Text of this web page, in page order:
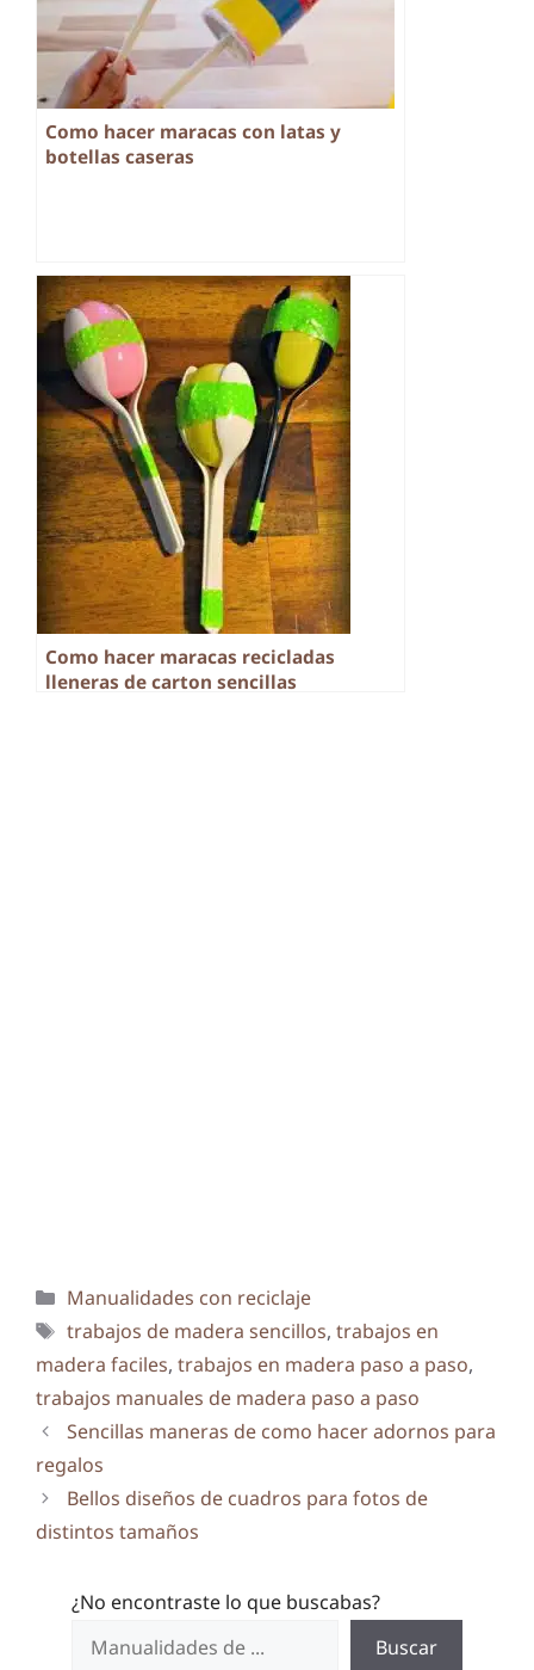
Como hacer maracas con latas y
botellas caseras
Como hacer maracas recicladas
lleneras de carton sencillas
Categorías
Manualidades con reciclaje
Etiquetas
trabajos de madera sencillos, trabajos en
madera faciles, trabajos en madera paso a paso,
trabajos manuales de madera paso a paso
Sencillas maneras de como hacer adornos para
regalos
Bellos diseños de cuadros para fotos de
distintos tamaños
¿No encontraste lo que buscabas?
Buscar